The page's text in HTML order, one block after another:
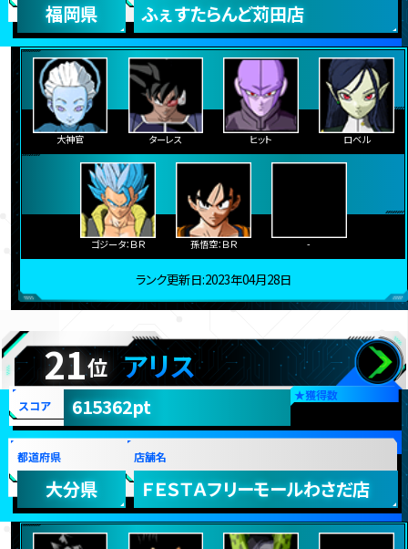
福岡県 ふぇすたらんど苅田店
大神官 ターレス ヒット ロベル
ゴジータ：ＢＲ 孫悟空：ＢＲ -
ランク更新日:2023年04月28日
21位 アリス
★獲得数
スコア 615362pt
都道府県
大分県
店舗名
ＦＥＳＴＡフリーモールわさだ店